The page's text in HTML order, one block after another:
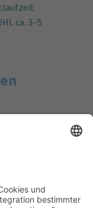
ca. 3–5